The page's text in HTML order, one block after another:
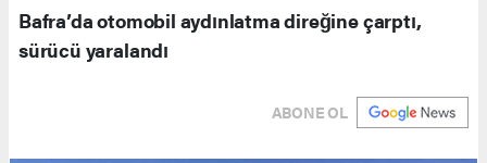
Bafra’da otomobil aydınlatma direğine çarptı,
sürücü yaralandı
ABONE OL